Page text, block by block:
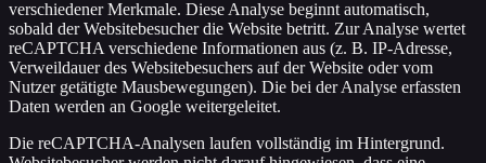
verschiedener Merkmale. Diese Analyse beginnt automatisch,
sobald der Websitebesucher die Website betritt. Zur Analyse wertet
reCAPTCHA verschiedene Informationen aus (z. B. IP-Adresse,
Verweildauer des Websitebesuchers auf der Website oder vom
Nutzer getätigte Mausbewegungen). Die bei der Analyse erfassten
Daten werden an Google weitergeleitet.
Die reCAPTCHA-Analysen laufen vollständig im Hintergrund.